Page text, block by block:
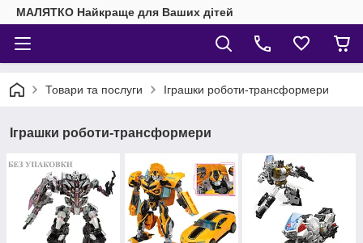
МАЛЯТКО Найкраще для Ваших дітей
Товари та послуги Іграшки роботи-трансформери
Іграшки роботи-трансформери